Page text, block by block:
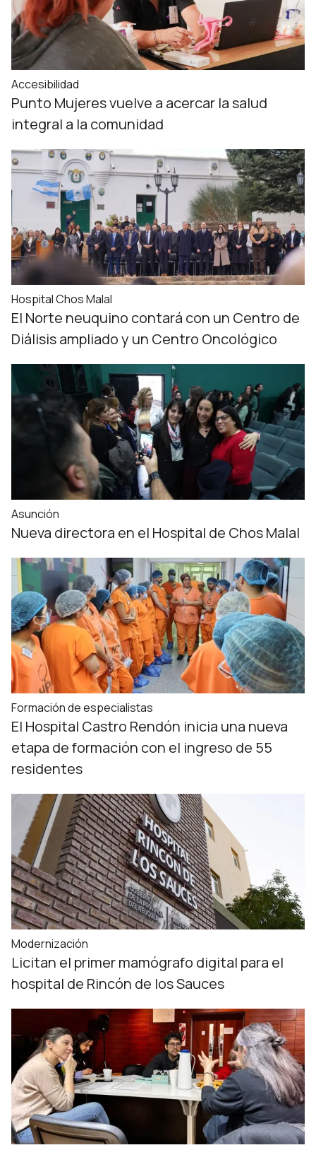
Accesibilidad
Punto Mujeres vuelve a acercar la salud
integral a la comunidad
Hospital Chos Malal
El Norte neuquino contará con un Centro de
Diálisis ampliado y un Centro Oncológico
Asunción
Nueva directora en el Hospital de Chos Malal
Formación de especialistas
El Hospital Castro Rendón inicia una nueva
etapa de formación con el ingreso de 55
residentes
Modernización
Licitan el primer mamógrafo digital para el
hospital de Rincón de los Sauces